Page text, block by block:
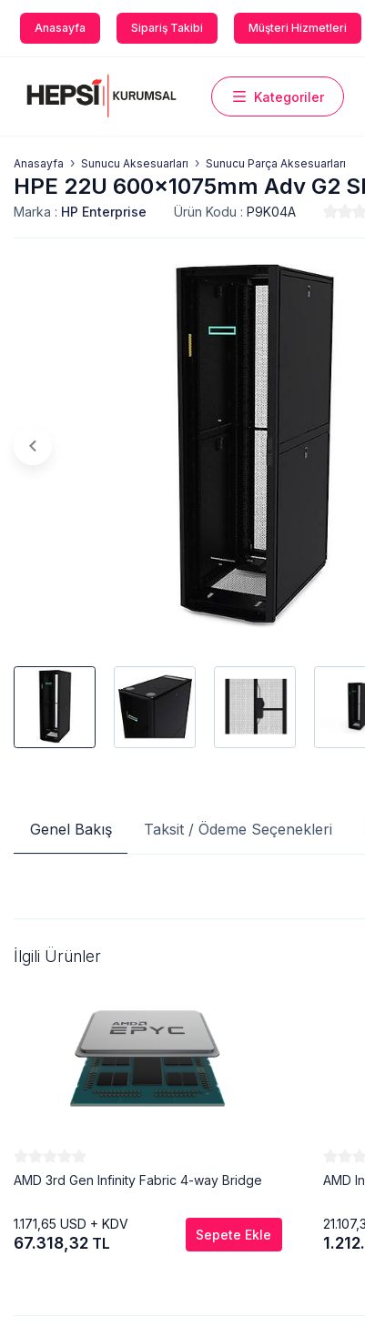
Anasayfa Sipariş Takibi Müşteri Hizmetleri
Kategoriler
Anasayfa Sunucu Aksesuarları Sunucu Parça Aksesuarları
HPE 22U 600x1075mm Adv G2
Marka : HP Enterprise Ürün Kodu : P9K04A
Genel Bakış Taksit / Ödeme Seçenekleri
İlgili Ürünler
AMD 3rd Gen Infinity Fabric 4-way Bridge
1.171,65 USD + KDV
67.318,32 TL Sepete Ekle
AMD